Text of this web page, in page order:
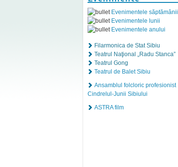
Evenimentele săptămânii
Evenimentele lunii
Evenimentele anului
Filarmonica de Stat Sibiu
Teatrul Naţional „Radu Stanca”
Teatrul Gong
Teatrul de Balet Sibiu
Ansamblul folcloric profesionist
Cindrelul-Junii Sibiului
ASTRA film